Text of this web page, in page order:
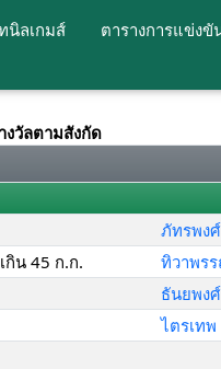
นิลเกมส์ ตารางการแข่งขั
วัลตามสังกัด
ภัทรพง
น 45 ก.ก.
ทิวาพร
ธันยพง
ไตรเท